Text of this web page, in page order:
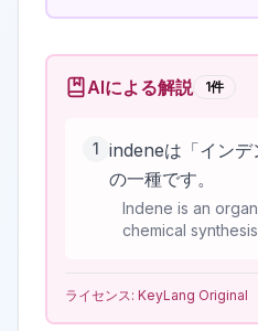
AIによる解説 1件
1 indeneは「インデ
の一種です。
Indene is an
chemical
ライセンス: KeyLang Original